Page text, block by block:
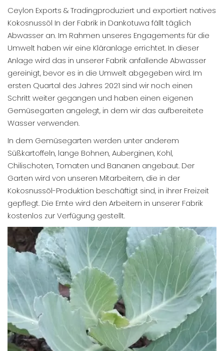
Ceylon Exports & Tradingproduziert und exportiert natives
Kokosnussöl In der Fabrik in Dankotuwa fällt täglich
Abwasser an. Im Rahmen unseres Engagements für die
Umwelt haben wir eine Kläranlage errichtet. In dieser
Anlage wird das in unserer Fabrik anfallende Abwasser
gereinigt, bevor es in die Umwelt abgegeben wird. Im
ersten Quartal des Jahres 2021 sind wir noch einen
Schritt weiter gegangen und haben einen eigenen
Gemüsegarten angelegt, in dem wir das aufbereitete
Wasser verwenden.
In dem Gemüsegarten werden unter anderem
Süßkartoffeln, lange Bohnen, Auberginen, Kohl,
Chilischoten, Tomaten und Bananen angebaut. Der
Garten wird von unseren Mitarbeitern, die in der
Kokosnussöl-Produktion beschäftigt sind, in ihrer Freizeit
gepflegt. Die Ernte wird den Arbeitern in unserer Fabrik
kostenlos zur Verfügung gestellt.